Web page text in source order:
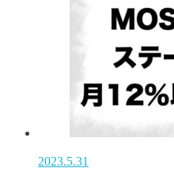
2023.5.31